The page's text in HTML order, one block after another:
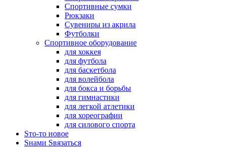
Спортивные сумки
Рюкзаки
Сувениры из акрила
Футболки
Спортивное оборудование
для хоккея
для футбола
для баскетбола
для волейбола
для бокса и борьбы
для гимнастики
для легкой атлетики
для хореографии
для силового спорта
Sто-то новое
Sнами Sвязаться